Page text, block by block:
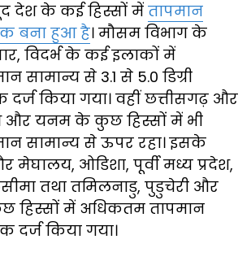
देश के कई हिस्सों में तापमान
बना हुआ है। मौसम विभाग के
विदर्भ के कई इलाकों में
सामान्य से 3.1 से 5.0 डिग्री
किया गया। वहीं छत्तीसगढ़ और
और यनम के कुछ हिस्सों में भी
सामान्य से ऊपर रहा। इसके
ओडिशा, पूर्वी मध्य प्रदेश,
तथा तमिलनाडु, पुडुचेरी और
में अधिकतम तापमान
दर्ज किया गया।